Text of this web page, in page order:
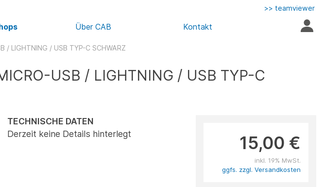
Über CAB Kontakt
>> teamviewer
/ LIGHTNING / USB TYP-C SCHWARZ
USB / LIGHTNING / USB TYP-C
TECHNISCHE DATEN
Derzeit keine Details hinterlegt
15,00 €
inkl. 19% MwSt.
ggfs. zzgl. Versandkosten